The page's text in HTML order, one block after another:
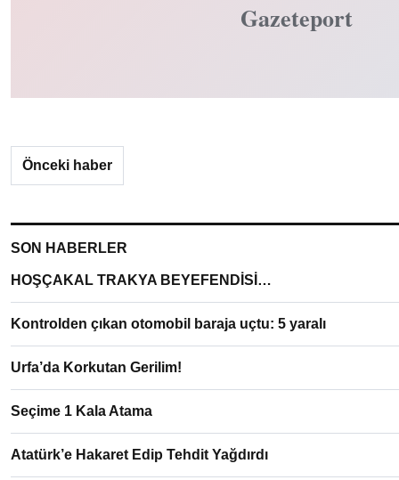
Gazeteport
Önceki haber
SON HABERLER
HOŞÇAKAL TRAKYA BEYEFENDİSİ…
Kontrolden çıkan otomobil baraja uçtu: 5 yaralı
Urfa’da Korkutan Gerilim!
Seçime 1 Kala Atama
Atatürk’e Hakaret Edip Tehdit Yağdırdı